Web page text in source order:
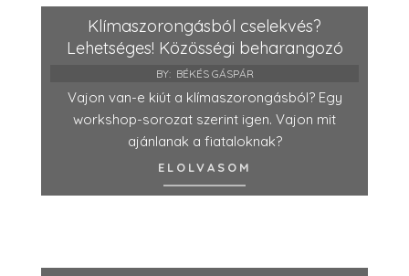
Klímaszorongásból cselekvés?
Lehetséges! Közösségi beharangozó
BY: BÉKÉS GÁSPÁR
Vajon van-e kiút a klímaszorongásból? Egy
workshop-sorozat szerint igen. Vajon mit
ajánlanak a fiataloknak?
ELOLVASOM